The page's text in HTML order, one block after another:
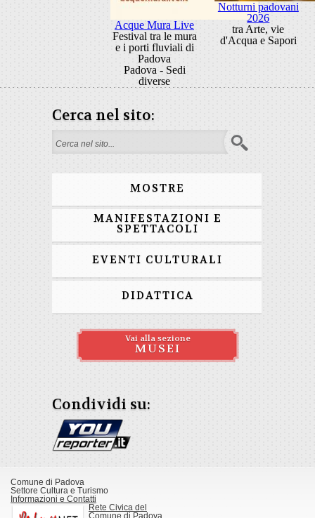
Acque Mura Live
Festival tra le mura
e i porti fluviali di
Padova
Padova - Sedi
diverse
Notturni padovani
2026
tra Arte, vie
d'Acqua e Sapori
Cerca nel sito:
Form di ricerca
MOSTRE
MANIFESTAZIONI E
SPETTACOLI
EVENTI CULTURALI
DIDATTICA
Vai alla sezione
MUSEI
Condividi su:
Comune di Padova
Settore Cultura e Turismo
Informazioni e Contatti
Rete Civica del
Comune di Padova